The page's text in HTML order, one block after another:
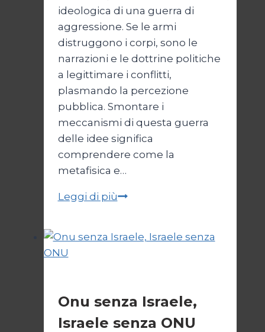
ideologica di una guerra di
aggressione. Se le armi
distruggono i corpi, sono le
narrazioni e le dottrine politiche
a legittimare i conflitti,
plasmando la percezione
pubblica. Smontare i
meccanismi di questa guerra
delle idee significa
comprendere come la
metafisica e…
Leggi di piùAutopsia
Conflitto:
Onu senza Israele,
Israele senza ONU